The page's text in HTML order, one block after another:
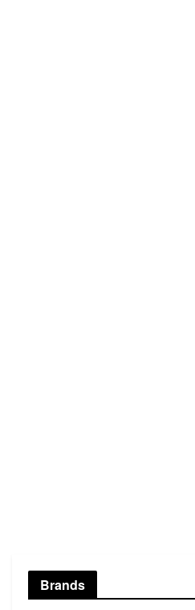
Brands